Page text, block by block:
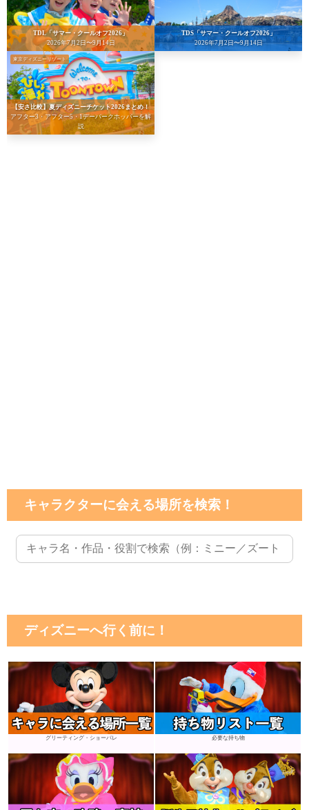
TDL「サマー・クールオフ2026」
2026年7月2日〜9月14日
TDS「サマー・クールオフ2026」
2026年7月2日〜9月14日
東京ディズニーリゾート
【安さ比較】夏ディズニーチケット2026まとめ！
アフター3・アフター5・1デーパークホッパーを解
説
キャラクターに会える場所を検索！
ディズニーへ行く前に！
グリーティング・ショーパレ 必要な持ち物